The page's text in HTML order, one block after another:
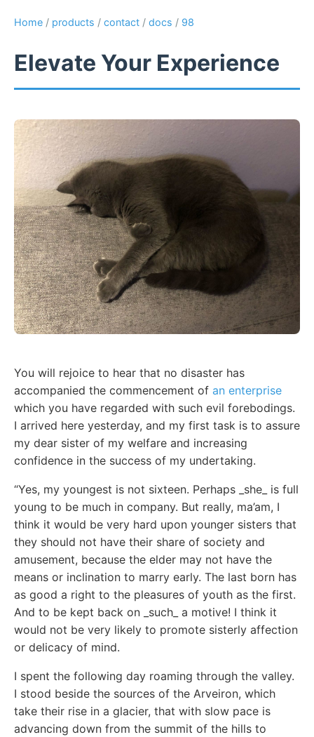
Home / products / contact / docs / 98
Elevate Your Experience
You will rejoice to hear that no disaster has
accompanied the commencement of an enterprise
which you have regarded with such evil forebodings.
I arrived here yesterday, and my first task is to assure
my dear sister of my welfare and increasing
confidence in the success of my undertaking.
“Yes, my youngest is not sixteen. Perhaps _she_ is full
young to be much in company. But really, ma’am, I
think it would be very hard upon younger sisters that
they should not have their share of society and
amusement, because the elder may not have the
means or inclination to marry early. The last born has
as good a right to the pleasures of youth as the first.
And to be kept back on _such_ a motive! I think it
would not be very likely to promote sisterly affection
or delicacy of mind.
I spent the following day roaming through the valley.
I stood beside the sources of the Arveiron, which
take their rise in a glacier, that with slow pace is
advancing down from the summit of the hills to